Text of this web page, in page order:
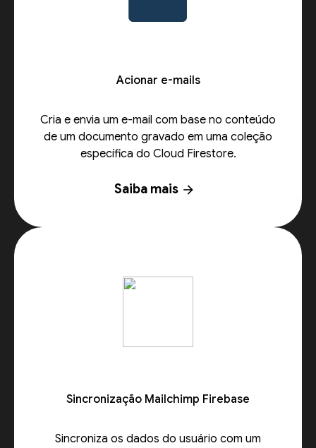
Acionar e-mails
Cria e envia um e-mail com base no conteúdo
de um documento gravado em uma coleção
específica do Cloud Firestore.
Saiba mais arrow_forward
Sincronização Mailchimp Firebase
Sincroniza os dados do usuário com um